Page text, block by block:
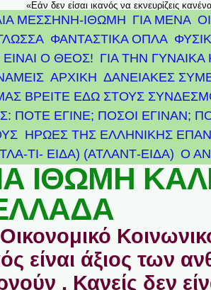
«Εάν δεν είσαι ικανός να εκνευρίζεις
ΜΕΣΣΗΝΗ-ΙΘΩΜΗ ΓΙΑ ΜΕΝΑ
ΦΑΝΤΑΣΤΙΚΑ ΟΠΛΑ
Ο ΘΕΟΣ! ΓΙΑ ΤΗΝ ΓΥΝΑΙΚΑ
ΑΡΧΙΚΉ ΔΑΝΕΙΑΚΕΣ
ΒΡΕΙΤΕ ΕΔΩ ΣΤΟΥΣ
ΠΟΤΕ ΕΓΙΝΕ; ΠΟΣΟΙ ΕΓΙΝΑΝ;
ΉΡΩΕΣ ΤΗΣ ΕΛΛΗΝΙΚΉΣ
ΤΙ- ΕΙΔΑ) (ΑΤΛΑΝΤ-ΕΙΔΑ) Ο
ΙΘΩΜΗ
είναι άξιος των
. Κανείς δεν